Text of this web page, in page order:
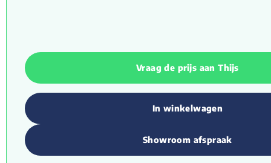
Vraag de prijs aan Thijs
In winkelwagen
Showroom afspraak